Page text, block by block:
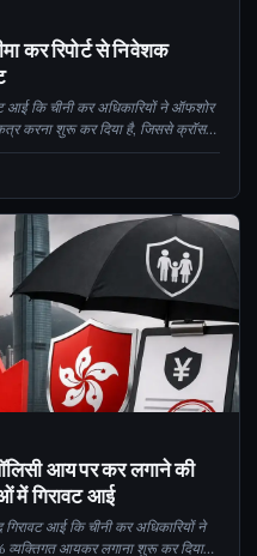
कर रिपोर्ट से निवेशक
आई कि चीनी कर अधिकारियों ने ऑफशोर
करना शुरू कर दिया है, जिससे क्रॉस-
आय पर कर लगाने की
में गिरावट आई
गिरावट आई कि चीनी कर अधिकारियों ने
व्यक्तिगत आयकर लगाना शुरू कर दिया